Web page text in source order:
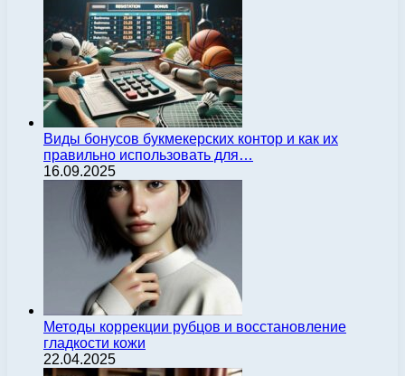
Виды бонусов букмекерских контор и как их
правильно использовать для…
16.09.2025
Методы коррекции рубцов и восстановление
гладкости кожи
22.04.2025